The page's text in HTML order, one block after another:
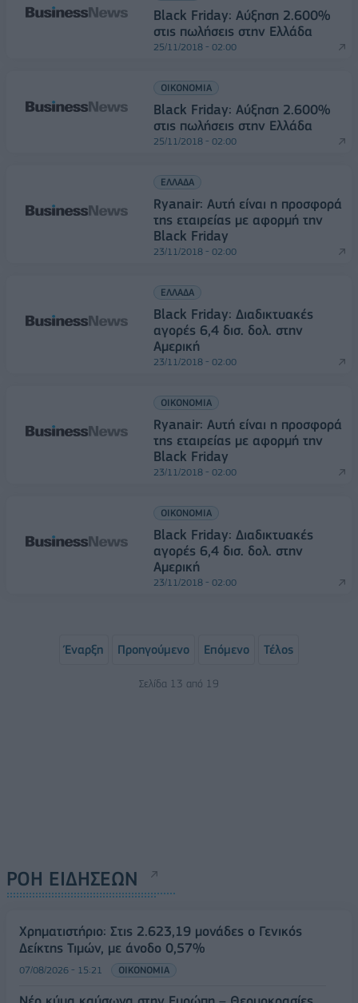
Black Friday: Αύξηση 2.600%
στις πωλήσεις στην Ελλάδα
25/11/2018 - 02:00
ΟΙΚΟΝΟΜΙΑ
Black Friday: Αύξηση 2.600%
στις πωλήσεις στην Ελλάδα
25/11/2018 - 02:00
ΕΛΛΑΔΑ
Ryanair: Αυτή είναι η προσφορά
της εταιρείας με αφορμή την
Black Friday
23/11/2018 - 02:00
ΕΛΛΑΔΑ
Black Friday: Διαδικτυακές
αγορές 6,4 δισ. δολ. στην
Αμερική
23/11/2018 - 02:00
ΟΙΚΟΝΟΜΙΑ
Ryanair: Αυτή είναι η προσφορά
της εταιρείας με αφορμή την
Black Friday
23/11/2018 - 02:00
ΟΙΚΟΝΟΜΙΑ
Black Friday: Διαδικτυακές
αγορές 6,4 δισ. δολ. στην
Αμερική
23/11/2018 - 02:00
Έναρξη Προηγούμενο Επόμενο Τέλος
Σελίδα 13 από 19
ΡΟΗ ΕΙΔΗΣΕΩΝ
Χρηματιστήριο: Στις 2.623,19 μονάδες ο Γενικός
Δείκτης Τιμών, με άνοδο 0,57%
07/08/2026 - 15:21 ΟΙΚΟΝΟΜΙΑ